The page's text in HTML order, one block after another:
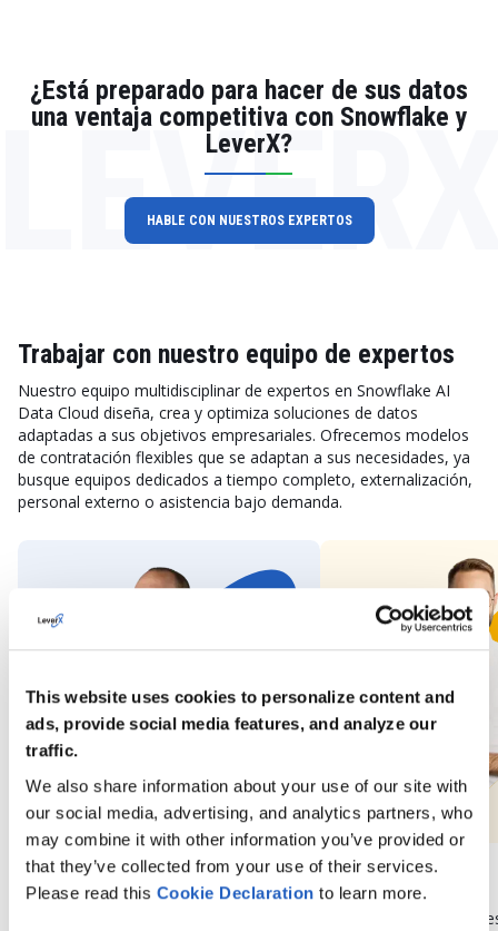
This website uses cookies to personalize content and
ads, provide social media features, and analyze our
traffic.
We also share information about your use of our site with
our social media, advertising, and analytics partners, who
may combine it with other information you’ve provided or
that they’ve collected from your use of their services.
Please read this Cookie Declaration to learn more.
¿Está preparado para hacer de sus datos
una ventaja competitiva con Snowflake y
LeverX?
HABLE CON NUESTROS EXPERTOS
Trabajar con nuestro equipo de expertos
Nuestro equipo multidisciplinar de expertos en Snowflake AI
Data Cloud diseña, crea y optimiza soluciones de datos
adaptadas a sus objetivos empresariales. Ofrecemos modelos
de contratación flexibles que se adaptan a sus necesidades, ya
busque equipos dedicados a tiempo completo, externalización,
personal externo o asistencia bajo demanda.
Arquitectos de datos Ingenieros de datos
Especialistas en el